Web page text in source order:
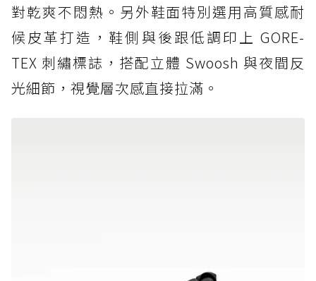
對乾爽不悶熱。另外鞋面特別選用高質感耐
候皮革打造，鞋側與後跟低調印上 GORE-
TEX 刺繡標誌，搭配立體 Swoosh 與夜間反
光細節，視覺層次感直接拉滿。